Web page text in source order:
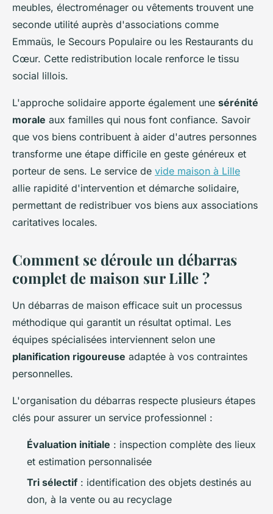
meubles, électroménager ou vêtements trouvent une
seconde utilité auprès d'associations comme
Emmaüs, le Secours Populaire ou les Restaurants du
Cœur. Cette redistribution locale renforce le tissu
social lillois.
L'approche solidaire apporte également une sérénité
morale aux familles qui nous font confiance. Savoir
que vos biens contribuent à aider d'autres personnes
transforme une étape difficile en geste généreux et
porteur de sens. Le service de vide maison à Lille
allie rapidité d'intervention et démarche solidaire,
permettant de redistribuer vos biens aux associations
caritatives locales.
Comment se déroule un débarras
complet de maison sur Lille ?
Un débarras de maison efficace suit un processus
méthodique qui garantit un résultat optimal. Les
équipes spécialisées interviennent selon une
planification rigoureuse adaptée à vos contraintes
personnelles.
L'organisation du débarras respecte plusieurs étapes
clés pour assurer un service professionnel :
Évaluation initiale : inspection complète des lieux
et estimation personnalisée
Tri sélectif : identification des objets destinés au
don, à la vente ou au recyclage